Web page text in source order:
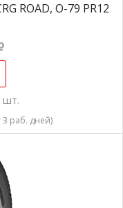
ROAD, О-79 PR12
шт.
3 раб. дней)